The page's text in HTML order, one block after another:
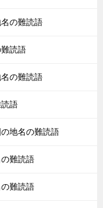
の難読語
読語
の難読語
語
地名の難読語
難読語
難読語